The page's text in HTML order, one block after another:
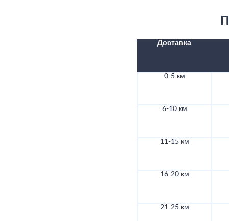
Доставка
0-5 км
6-10 км
11-15 км
16-20 км
21-25 км